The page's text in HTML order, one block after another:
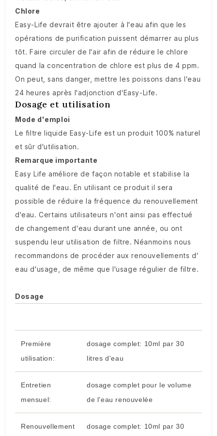
Chlore
Easy-Life devrait être ajouter à l'eau afin que les
opérations de purification puissent démarrer au plus
tôt. Faire circuler de l'air afin de réduire le chlore
quand la concentration de chlore est plus de 4 ppm.
On peut, sans danger, mettre les poissons dans l'eau
24 heures après l'adjonction d'Easy-Life.
Dosage et utilisation
Mode d'emploi
Le filtre liquide Easy-Life est un produit 100% naturel
et sûr d'utilisation.
Remarque importante
Easy Life améliore de façon notable et stabilise la
qualité de l'eau. En utilisant ce produit il sera
possible de réduire la fréquence du renouvellement
d'eau. Certains utilisateurs n'ont ainsi pas effectué
de changement d'eau durant une année, ou ont
suspendu leur utilisation de filtre. Néanmoins nous
recommandons de procéder aux renouvellements d'
eau d'usage, de même que l'usage régulier de filtre.
Dosage
Première
utilisation:
dosage complet: 10ml par 30
litres d'eau
Entretien
mensuel:
dosage complet pour le volume
de l’eau renouvelée
Renouvellement
dosage complet: 10ml par 30